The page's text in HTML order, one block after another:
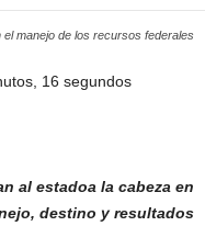
manejo de los recursos federales
16 segundos
al estadoa la cabeza en
destino y resultados